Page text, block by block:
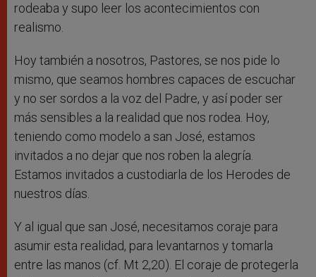
rodeaba y supo leer los acontecimientos con
realismo.
Hoy también a nosotros, Pastores, se nos pide lo
mismo, que seamos hombres capaces de escuchar
y no ser sordos a la voz del Padre, y así poder ser
más sensibles a la realidad que nos rodea. Hoy,
teniendo como modelo a san José, estamos
invitados a no dejar que nos roben la alegría.
Estamos invitados a custodiarla de los Herodes de
nuestros días.
Y al igual que san José, necesitamos coraje para
asumir esta realidad, para levantarnos y tomarla
entre las manos (cf. Mt 2,20). El coraje de protegerla